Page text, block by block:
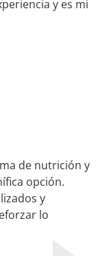
y es mi
de nutrición y
opción.
y
lo